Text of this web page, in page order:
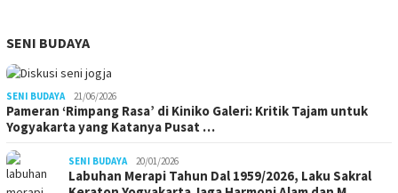
SENI BUDAYA
SENI BUDAYA 21/06/2026
Pameran ‘Rimpang Rasa’ di Kiniko Galeri: Kritik Tajam untuk
Yogyakarta yang Katanya Pusat …
SENI BUDAYA 20/01/2026
Labuhan Merapi Tahun Dal 1959/2026, Laku Sakral